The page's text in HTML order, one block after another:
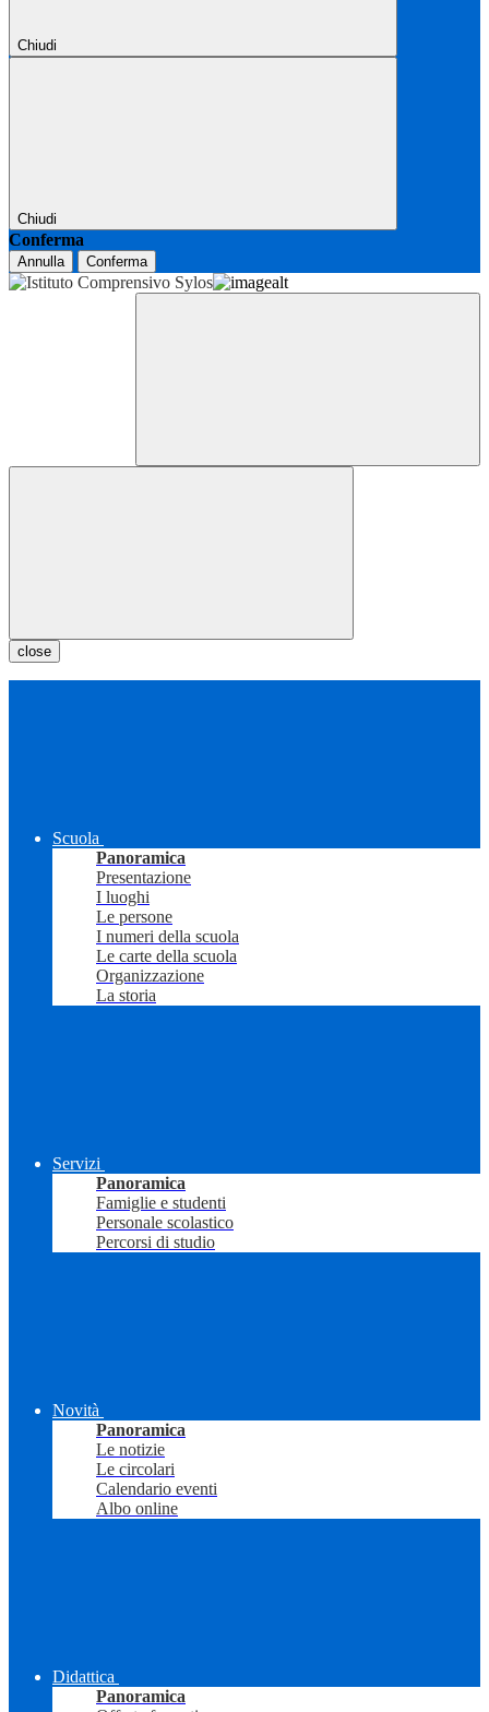
Chiudi
Chiudi
Conferma
Annulla Conferma
close
Scuola
Panoramica
Presentazione
I luoghi
Le persone
I numeri della scuola
Le carte della scuola
Organizzazione
La storia
Servizi
Panoramica
Famiglie e studenti
Personale scolastico
Percorsi di studio
Novità
Panoramica
Le notizie
Le circolari
Calendario eventi
Albo online
Didattica
Panoramica